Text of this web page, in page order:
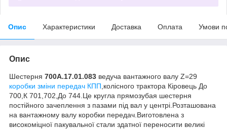
Опис Характеристики Доставка Оплата Умови
Опис
Шестерня 700А.17.01.083 ведуча вантажного валу Z=29
коробки зміни передач КПП ,колісного трактора Кіровець До
700,К 701,702,До 744.Це кругла прямозубая шестерня
постійного зачеплення з пазами під вал у центрі.Розташована
на вантажному валу коробки передач.Виготовлена з
високоміцної пакувальної стали здатної переносити великі